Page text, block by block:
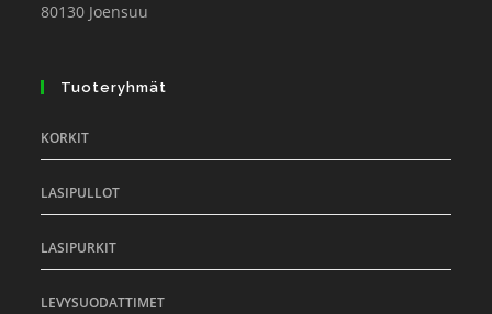
80130 Joensuu
Tuoteryhmät
KORKIT
LASIPULLOT
LASIPURKIT
LEVYSUODATTIMET